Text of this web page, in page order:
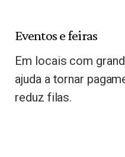
Eventos e feiras
Em locais com
ajuda a tornar
reduz filas.